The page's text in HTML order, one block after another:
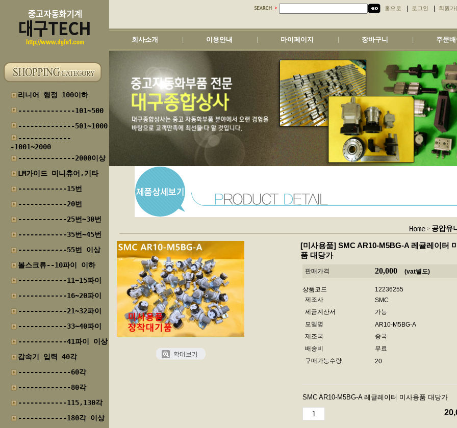
홈으로 로그인 회원가
회사소개 이용안내 마이페이지 장바구니 주문
리니어 행정 100이하
--------------101~500
--------------501~1000
-------------
-1001~2000
--------------2000이상
LM가이드 미니츄어,기타
------------15번
------------20번
------------25번~30번
------------35번~45번
------------55번 이상
볼스크류--10파이 이하
------------11~15파이
------------16~20파이
------------21~32파이
------------33~40파이
------------41파이 이상
감속기 입력 40각
-------------60각
-------------80각
------------115,130각
------------180각 이상
Home > 공압유
[미사용품] SMC AR10-M5BG-A 레귤레이터
품 대당가
판매가격 20,000 (vat별도)
상품코드
12236255
제조사
SMC
세금계산서
가능
모델명
AR10-M5BG-A
제조국
중국
배송비
무료
구매가능수량
20
SMC AR10-M5BG-A 레귤레이터 미사용품 대당가